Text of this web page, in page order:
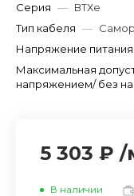
Серия — ВТХe
Тип кабеля —
Напряжение
Максимальная
напряжением/ без
5 303 ₽ /
В наличии